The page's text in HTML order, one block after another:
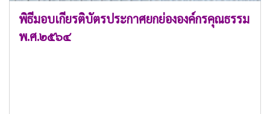
พิธีมอบเกียรติบัตรประกาศยกย่ององค์กรคุณธรรม
พ.ศ.๒๕๖๔